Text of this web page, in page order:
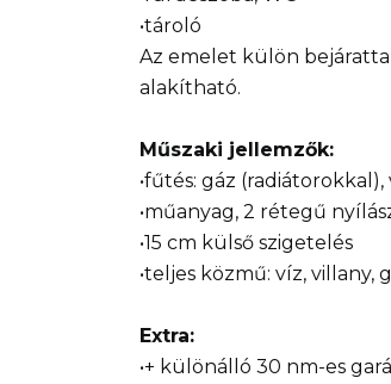
•tároló
Az emelet külön
alakítható.
Műszaki jellemzők:
•fűtés: gáz
•műanyag, 2 rétegű
•15 cm külső szigetelés
•teljes közmű: víz, villany,
Extra:
•+ különálló 30 nm-es